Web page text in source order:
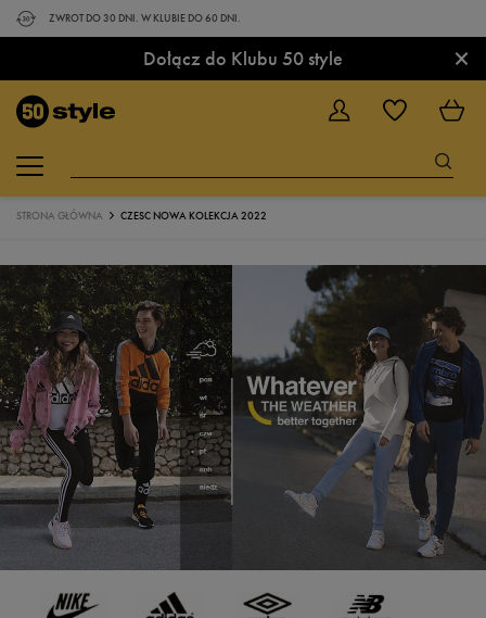
ZWROT DO 30 DNI. W KLUBIE DO 60 DNI.
Dołącz do Klubu 50 style ×
STRONA GŁÓWNA CZESC NOWA KOLEKCJA 2022